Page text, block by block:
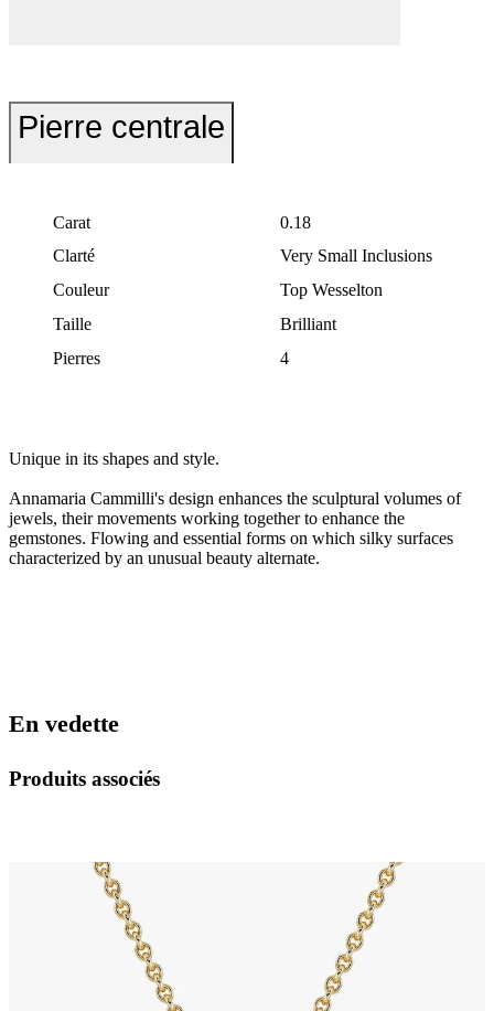
Pierre centrale
Carat
0.18
Clarté
Very Small Inclusions
Couleur
Top Wesselton
Taille
Brilliant
Pierres
4
Unique in its shapes and style.
Annamaria Cammilli's design enhances the sculptural volumes of
jewels, their movements working together to enhance the
gemstones. Flowing and essential forms on which silky surfaces
characterized by an unusual beauty alternate.
En vedette
Produits associés